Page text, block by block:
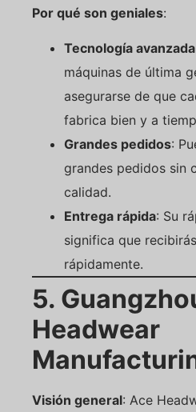
Por qué son geniales:
Tecnología avanzada
máquinas de última
asegurarse de que
fabrica bien y a
Grandes pedidos:
grandes pedidos sin
calidad.
Entrega rápida: Su
significa que
rápidamente.
5.
Headwear
Visión general: Ace